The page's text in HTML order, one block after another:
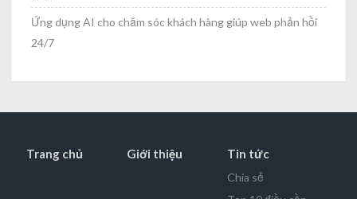
Ứng dụng AI cho chăm sóc khách hàng giúp web phản hồi
24/7
Trang chủ Giới thiệu Tin tức
Chia sẻ